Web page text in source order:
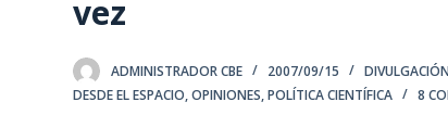
vez
ADMINISTRADOR CBE 2007/09/15 DIVULGACIÓN
DESDE EL ESPACIO,OPINIONES,POLÍTICA CIENTÍFICA 8